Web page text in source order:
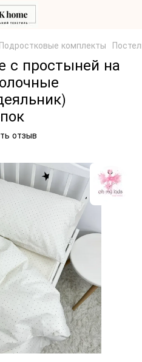
Подростковые комплекты
с простыней на
отзыв